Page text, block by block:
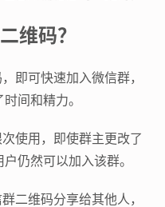
维码？
即可快速加入微信群，
间和精力。
使用，即使群主更改了
仍然可以加入该群。
二维码分享给其他人，